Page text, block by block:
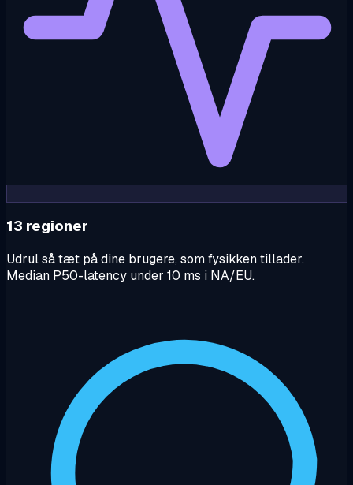
13 regioner
Udrul så tæt på dine brugere, som fysikken tillader.
Median P50-latency under 10 ms i NA/EU.